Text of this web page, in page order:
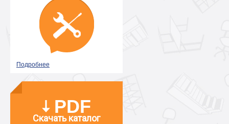
Подробнее
PDF
Скачать каталог